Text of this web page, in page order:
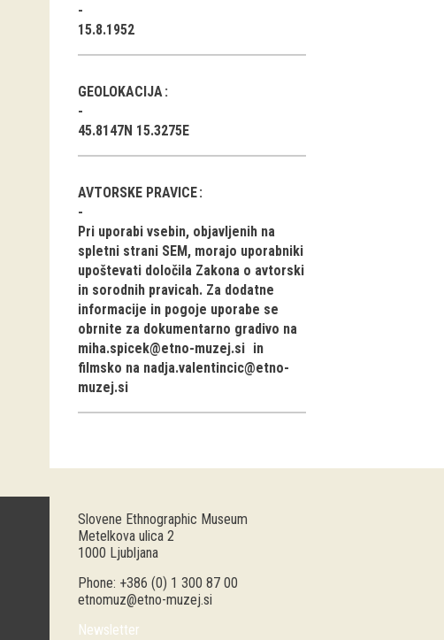
15.8.1952
GEOLOKACIJA
45.8147N 15.3275E
AVTORSKE PRAVICE
Pri uporabi vsebin, objavljenih na
spletni strani SEM, morajo uporabniki
upoštevati določila Zakona o avtorski
in sorodnih pravicah. Za dodatne
informacije in pogoje uporabe se
obrnite za dokumentarno gradivo na
miha.spicek@etno-muzej.si in
filmsko na nadja.valentincic@etno-
muzej.si
Slovene Ethnographic Museum
Metelkova ulica 2
1000 Ljubljana
Phone: +386 (0) 1 300 87 00
etnomuz@etno-muzej.si
Newsletter